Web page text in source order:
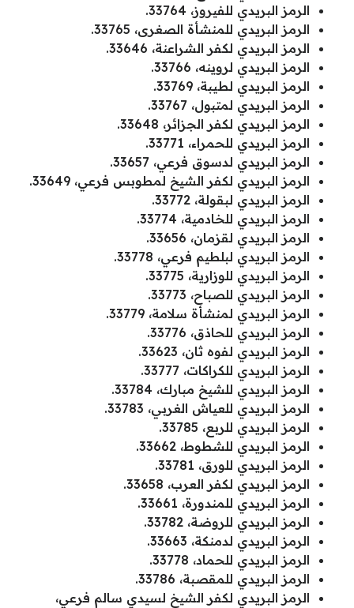
الرمز البريدي للفيروز، 33764.
الرمز البريدي للمنشأة الصغرى، 33765.
الرمز البريدي لكفر الشراعنة، 33646.
الرمز البريدي لروينه، 33766.
الرمز البريدي لطيبة، 33769.
الرمز البريدي لمتبول، 33767.
الرمز البريدي لكفر الجزائر، 33648.
الرمز البريدي للحمراء، 33771.
الرمز البريدي لدسوق فرعي، 33657.
الرمز البريدي لكفر الشيخ لمطوبس فرعي، 33649.
الرمز البريدي لبقولة، 33772.
الرمز البريدي للخادمية، 33774.
الرمز البريدي لقزمان، 33656.
الرمز البريدي لبلطيم فرعي، 33778.
الرمز البريدي للوزارية، 33775.
الرمز البريدي للصباح، 33773.
الرمز البريدي لمنشأة سلامة، 33779.
الرمز البريدي للحاذق، 33776.
الرمز البريدي لفوه ثان، 33623.
الرمز البريدي للكراكات، 33777.
الرمز البريدي للشيخ مبارك، 33784.
الرمز البريدي للعياش الغربي، 33783.
الرمز البريدي للربع، 33785.
الرمز البريدي للشطوط، 33662.
الرمز البريدي للورق، 33781.
الرمز البريدي لكفر العرب، 33658.
الرمز البريدي للمندورة، 33661.
الرمز البريدي للروضة، 33782.
الرمز البريدي لدمنكة، 33663.
الرمز البريدي للحماد، 33778.
الرمز البريدي للمقصبة، 33786.
الرمز البريدي لكفر الشيخ لسيدي سالم فرعي،